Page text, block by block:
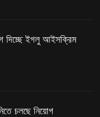
দিচ্ছে ইগলু আইসক্রিম
চলছে নিয়োগ